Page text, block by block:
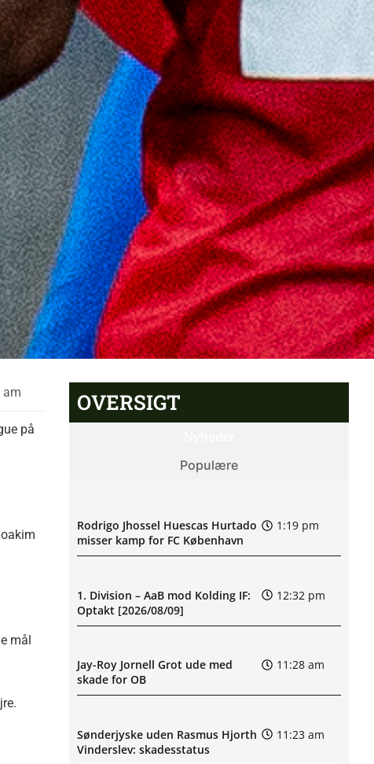
am
på
mål
OVERSIGT
Populære
Rodrigo Jhossel Huescas Hurtado
misser kamp for FC København
1:19 pm
1. Division – AaB mod Kolding IF:
Optakt [2026/08/09]
12:32 pm
Jay-Roy Jornell Grot ude med
skade for OB
11:28 am
Sønderjyske uden Rasmus Hjorth
Vinderslev: skadesstatus
11:23 am